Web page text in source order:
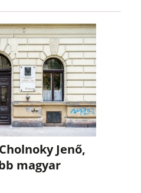
Jenő,
magyar